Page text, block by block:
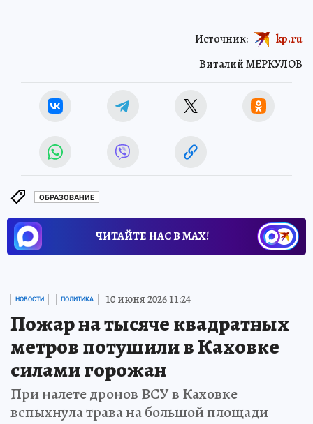
Виталий МЕРКУЛОВ
Источник: kp.ru
ОБРАЗОВАНИЕ
ЧИТАЙТЕ НАС В МАХ!
НОВОСТИ ПОЛИТИКА 10 июня 2026 11:24
Пожар на тысяче квадратных
метров потушили в Каховке
силами горожан
При налете дронов ВСУ в Каховке
вспыхнула трава на большой площади